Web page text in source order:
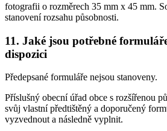
fotografii o rozměrech 35 mm x 45 mm.
stanovení rozsahu působnosti.
11. Jaké jsou potřebné
dispozici
Předepsané formuláře nejsou stanoveny.
Příslušný obecní úřad obce s rozšířenou
svůj vlastní předtištěný a doporučený
vyzvednout a následně vyplnit.